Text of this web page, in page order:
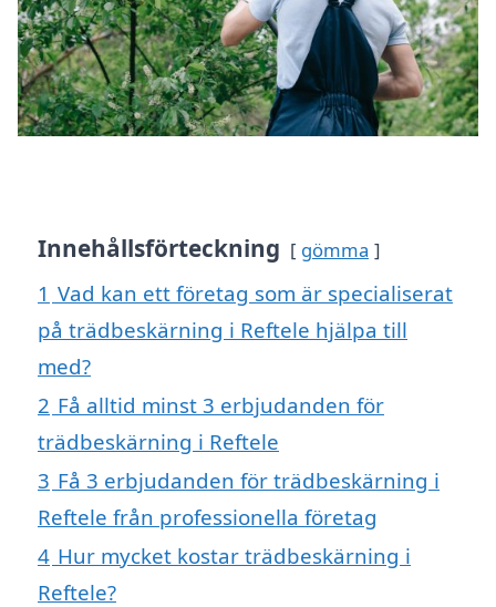
Innehållsförteckning gömma
1 Vad kan ett företag som är specialiserat
på trädbeskärning i Reftele hjälpa till
med?
2 Få alltid minst 3 erbjudanden för
trädbeskärning i Reftele
3 Få 3 erbjudanden för trädbeskärning i
Reftele från professionella företag
4 Hur mycket kostar trädbeskärning i
Reftele?